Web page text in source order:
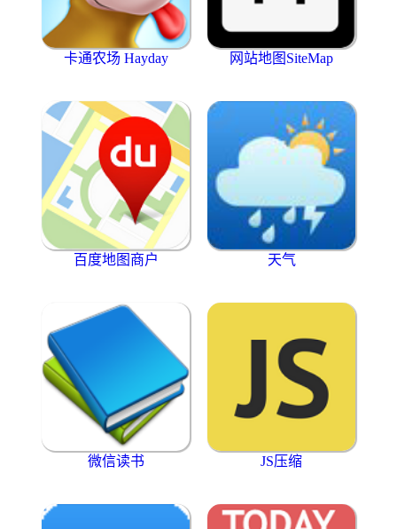
卡通农场 Hayday 网站地图SiteMap
百度地图商户 天气
微信读书 JS压缩